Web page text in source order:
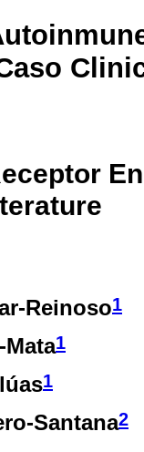
Reinoso1
1
1
Santana2